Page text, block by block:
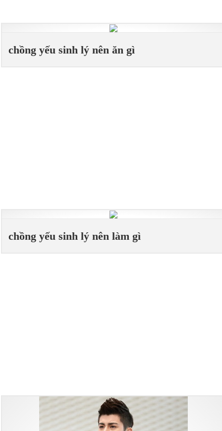
chồng yếu sinh lý nên ăn gì
chồng yếu sinh lý nên làm gì